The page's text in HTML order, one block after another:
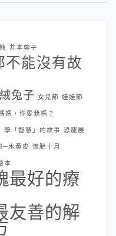
井本蓉子
不能沒有故
兔子 女兒節 娃娃節
媽，你愛我嗎？
學「智慧」的故事 恐龍展
─水黃皮 懷胎十月
本
最好的療
友善的解